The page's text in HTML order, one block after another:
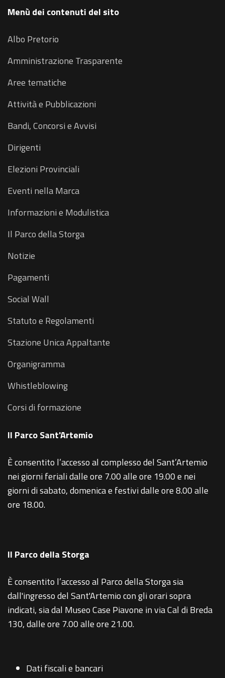
Menù dei contenuti del sito
Albo Pretorio
Amministrazione Trasparente
Aree tematiche
Attività e Pubblicazioni
Bandi, Concorsi e Avvisi
Dirigenti
Elezioni Provinciali
Eventi nella Marca
Informazioni e Modulistica
Il Parco della Storga
Notizie
Pagamenti
Social Wall
Statuto e Regolamenti
Stazione Unica Appaltante
Organigramma
Whistleblowing
Corsi di formazione
Il Parco Sant'Artemio
È consentito l’accesso al complesso del Sant’Artemio
nei giorni feriali dalle ore 7.00 alle ore 19.00 e nei
giorni di sabato, domenica e festivi dalle ore 8.00 alle
ore 18.00.
Il Parco della Storga
È consentito l’accesso al Parco della Storga sia
dall'ingresso del Sant'Artemio con gli orari sopra
indicati, sia dal Museo Case Piavone in via Cal di Breda
130, dalle ore 7.00 alle ore 21.00.
Dati fiscali e bancari